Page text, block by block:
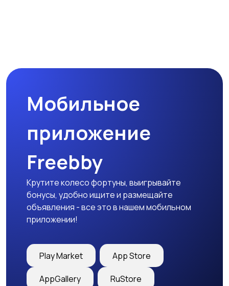
Детская одежда Детская обувь
Детский транспорт
Мобильное
приложение
Freebby
Крутите колесо фортуны, выигрывайте
бонусы, удобно ищите и размещайте
объявления - все это в нашем мобильном
приложении!
Play Market App Store
AppGallery RuStore